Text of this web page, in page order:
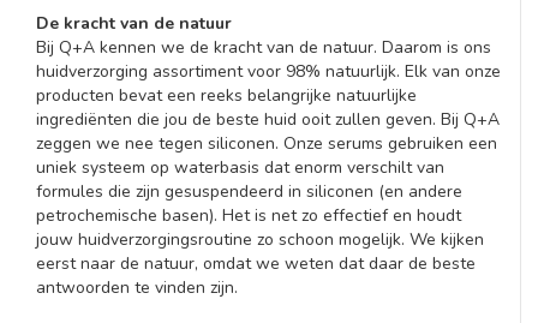
De kracht van de natuur
Bij Q+A kennen we de kracht van de natuur. Daarom is ons
huidverzorging assortiment voor 98% natuurlijk. Elk van onze
producten bevat een reeks belangrijke natuurlijke
ingrediënten die jou de beste huid ooit zullen geven. Bij Q+A
zeggen we nee tegen siliconen. Onze serums gebruiken een
uniek systeem op waterbasis dat enorm verschilt van
formules die zijn gesuspendeerd in siliconen (en andere
petrochemische basen). Het is net zo effectief en houdt
jouw huidverzorgingsroutine zo schoon mogelijk. We kijken
eerst naar de natuur, omdat we weten dat daar de beste
antwoorden te vinden zijn.